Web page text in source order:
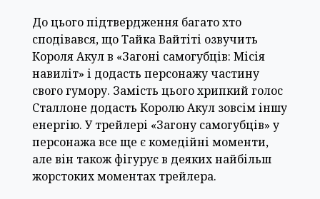
До цього підтвердження багато хто
сподівався, що Тайка Вайтіті озвучить
Короля Акул в «Загоні самогубців: Місія
навиліт» і додасть персонажу частину
свого гумору. Замість цього хрипкий голос
Сталлоне додасть Королю Акул зовсім іншу
енергію. У трейлері «Загону самогубців» у
персонажа все ще є комедійні моменти,
але він також фігурує в деяких найбільш
жорстоких моментах трейлера.